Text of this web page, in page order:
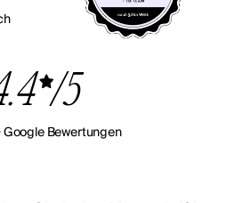
/5
Bewertungen